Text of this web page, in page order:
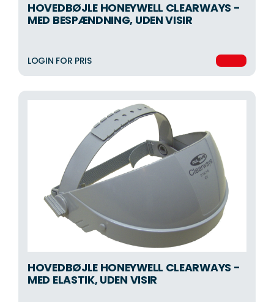
HOVEDBØJLE HONEYWELL CLEARWAYS -
MED BESPÆNDNING, UDEN VISIR
LOGIN FOR PRIS
HOVEDBØJLE HONEYWELL CLEARWAYS -
MED ELASTIK, UDEN VISIR